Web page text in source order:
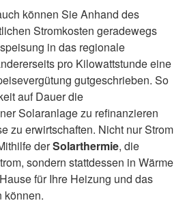
können Sie Anhand des
Stromkosten geradewegs
in das regionale
pro Kilowattstunde eine
gutgeschrieben. So
auf Dauer die
Solaranlage zu refinanzieren
zu erwirtschaften. Nicht nur Strom
derSolarthermie, die
sondern stattdessen in Wärme
für Ihre Heizung und das
können.